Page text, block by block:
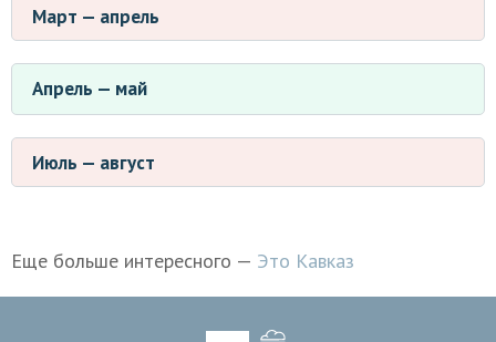
Март — апрель
Апрель — май
Июль — август
Еще больше интересного — Это Кавказ